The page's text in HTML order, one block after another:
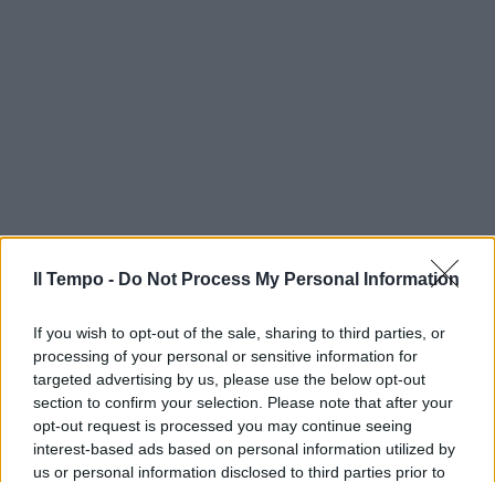
Il Tempo - Do Not Process My Personal Information
If you wish to opt-out of the sale, sharing to third parties, or
processing of your personal or sensitive information for
targeted advertising by us, please use the below opt-out
section to confirm your selection. Please note that after your
opt-out request is processed you may continue seeing
interest-based ads based on personal information utilized by
us or personal information disclosed to third parties prior to